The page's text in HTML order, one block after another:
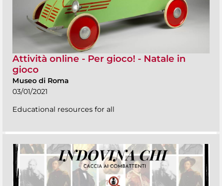
Attività online - Per gioco! - Natale in
gioco
Museo di Roma
03/01/2021
Educational resources for all